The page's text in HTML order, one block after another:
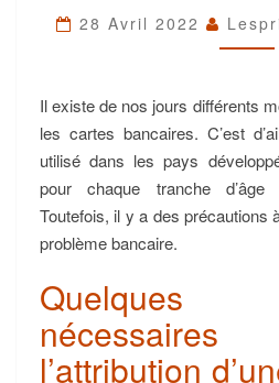
À
28 Avril 2022
Il existe de nos jours différents
les cartes bancaires. C’est
utilisé dans les pays
pour chaque tranche d’âge
Toutefois, il y a des précautions
problème bancaire.
Quelques
l’attribution